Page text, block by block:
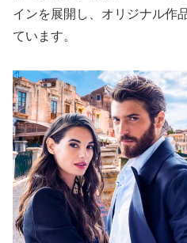
インを展開し、オリジナル作
ています。